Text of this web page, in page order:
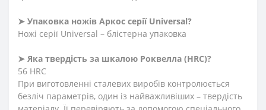
➤ Упаковка ножів Аркос серії Universal?
Ножі серії Universal – блістерна упаковка
➤ Яка твердість за шкалою Роквелла (HRC)?
56 HRC
При виготовленні сталевих виробів контролюється
безліч параметрів, один із найважливіших – твердість